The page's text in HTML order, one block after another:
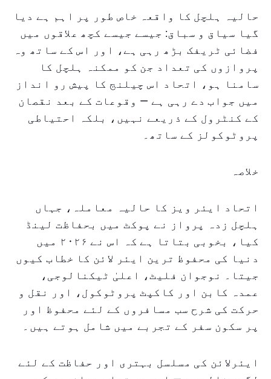
حالیہ ہلچل کا واقعہ خاص طور پر اہم ہے دیا
گیا سیاق و سباق: جیسے جیسے کچھ علاقوں میں
فضائی ٹریفک بڑھ رہی ہے، اور اس کے ساتھ وہ
پروازوں کی تعداد جن کو ممکنہ ہلچل کا
سامنا ہو، اتحاد اس چیلنج کا پیش رو انداز
میں جواب دے رہی ہے — وقوعات کے بعد نقصان
کے کنٹرول کے ذریعے نہیں، بلکہ احتیاطی
پروٹوکولز کے ساتھ۔
خلاصہ
اتحاد ایئر ویز کا حالیہ معاملہ، جہاں
ہلچل زدہ پرواز نے پوکٹ میں بحفاظت لینڈ
کیا، بخوبی بتاتا ہے کہ اس نے ۲۰۲۶ میں
دنیا کی محفوظ ترین ایئر لائن کا خطاب کیوں
جیتا۔ نوجوان فلیٹ، اعلیٰ ٹیکنالوجی،
عمدہ کابن اور کاکپٹ پروٹوکول، اور نقل و
حرکت کی شرح سب مسافروں کے لئے محفوظ اور
پر سکون سفر کے تجربے میں شامل ہوتے ہیں۔
ایئرلائن کی مسلسل بہتری اور حفاظت کے لئے